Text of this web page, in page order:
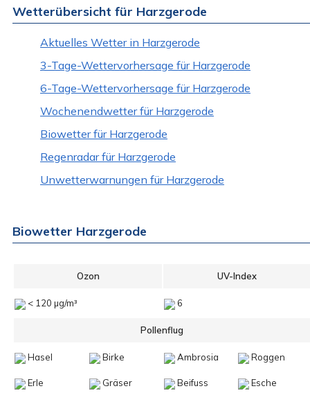
Wetterübersicht für Harzgerode
Aktuelles Wetter in Harzgerode
3-Tage-Wettervorhersage für Harzgerode
6-Tage-Wettervorhersage für Harzgerode
Wochenendwetter für Harzgerode
Biowetter für Harzgerode
Regenradar für Harzgerode
Unwetterwarnungen für Harzgerode
Biowetter Harzgerode
Ozon UV-Index
< 120 µg/m³ 6
Pollenflug
Hasel Birke Ambrosia Roggen
Erle Gräser Beifuss Esche